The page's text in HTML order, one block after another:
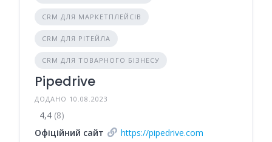
CRM ДЛЯ МАРКЕТПЛЕЙСІВ
CRM ДЛЯ РІТЕЙЛА
CRM ДЛЯ ТОВАРНОГО БІЗНЕСУ
Pipedrive
ДОДАНО 10.08.2023
4,4 (8)
Офіційний сайт
https://pipedrive.com